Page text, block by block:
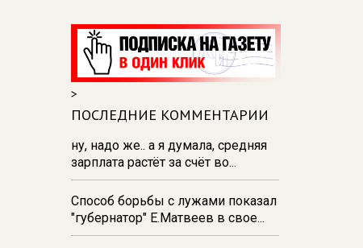
из‑за проблем с водоснабжением
17:23
В Курске установили две
камеры ПДД на превышение
скорости
16:55В Курске жителя
Тюменской области осудили за
незаконную перевозку
взрывчатки
16:47В Курске капремонт дорог
выполнен на 54%
>
ПОСЛЕДНИЕ КОММЕНТАРИИ
ну, надо же.. а я думала, средняя
зарплата растёт за счёт во...
Способ борьбы с лужами показал
"губернатор" Е.Матвеев в свое...